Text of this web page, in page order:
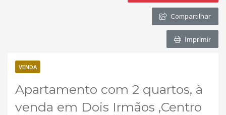
Compartilhar
Imprimir
VENDA
Apartamento com 2 quartos, à
venda em Dois Irmãos ,Centro